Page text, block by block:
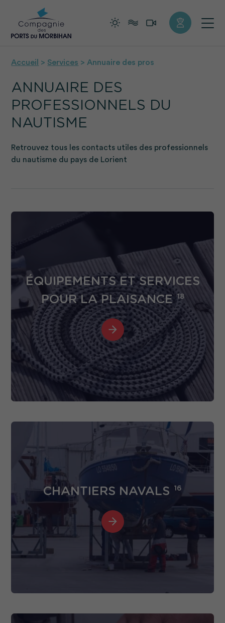
Accueil > Services > Annuaire des pros
ANNUAIRE DES
PROFESSIONNELS DU
NAUTISME
Retrouvez tous les contacts utiles des professionnels
du nautisme du pays de Lorient
ÉQUIPEMENTS ET SERVICES
POUR LA PLAISANCE 18
CHANTIERS NAVALS 16